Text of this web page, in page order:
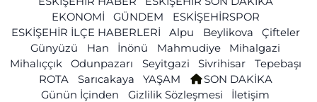
EKONOMİ
GÜNDEM
ESKİŞEHİRSPOR
ESKİŞEHİR İLÇE HABERLERİ
Alpu Beylikova
Çifteler
Günyüzü
Han İnönü Mahmudiye
Mihalgazi
Mihalıççık
Odunpazarı Seyitgazi Sivrihisar
Tepebaşı
ROTA
Sarıcakaya YAŞAM
SON DAKİKA
Günün İçinden
Gizlilik Sözleşmesi
İletişim